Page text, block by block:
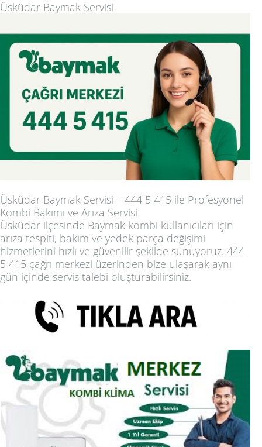
Üsküdar Baymak Servisi
Üsküdar Baymak Servisi – 444 5 415 ile Profesyonel
Kombi Bakımı ve Arıza Servisi
Üsküdar ilçesinde Baymak kombi kullanıcıları için
arıza tespiti, bakım ve yedek parça değişimi
hizmetlerini hızlı ve güvenilir şekilde sunuyoruz. 444
5 415 çağrı merkezi üzerinden bize ulaşarak aynı
gün içinde servis talebi oluşturabilirsiniz.